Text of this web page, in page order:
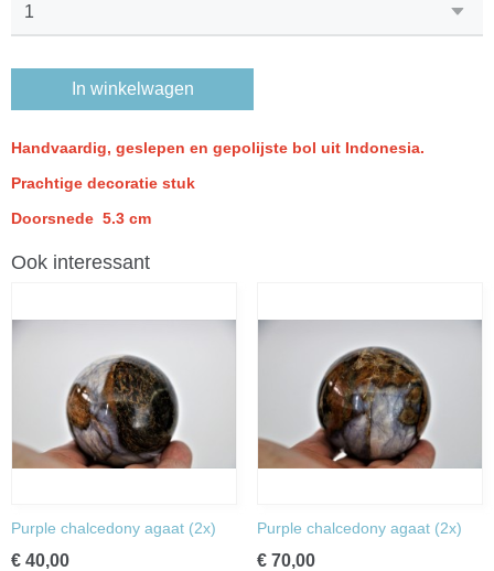
In winkelwagen
Handvaardig, geslepen en gepolijste bol uit Indonesia.
Prachtige decoratie stuk
Doorsnede 5.3 cm
Ook interessant
Purple chalcedony agaat (2x)
€ 40,00
Purple chalcedony agaat (2x)
€ 70,00